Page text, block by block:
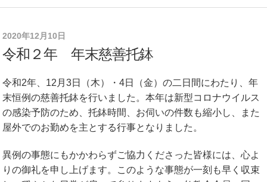
2020年12月10日
令和２年 年末慈善托鉢
令和2年、12月3日（木）・4日（金）の二日間にわたり、年
末恒例の慈善托鉢を行いました。本年は新型コロナウイルス
の感染予防のため、托鉢時間、お伺いの件数も縮小し、また
屋外でのお勤めを主とする行事となりました。
異例の事態にもかかわらずご協力くださった皆様には、心よ
りの御礼を申し上げます。このような事態が一刻も早く収束